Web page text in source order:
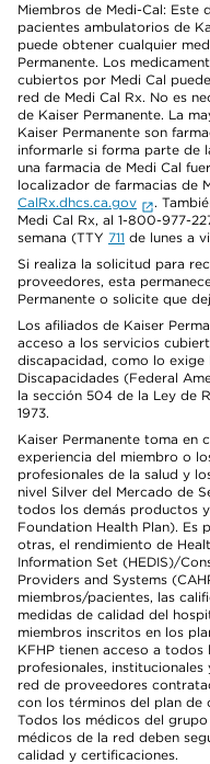
Miembros de Medi-Cal: Este
pacientes ambulatorios de
puede obtener cualquier
Permanente. Los
cubiertos por Medi Cal
red de Medi Cal Rx. No es
de Kaiser Permanente. La
Kaiser Permanente son
informarle si forma parte de
una farmacia de Medi Cal
localizador de farmacias de
CalRx.dhcs.ca.gov
.
Medi Cal Rx, al 1-800-977-
semana (TTY 711 de lunes a
Si realiza la solicitud para
proveedores, esta
Permanente o solicite que
Los afiliados de Kaiser
acceso a los servicios
discapacidad, como lo exige
Discapacidades (Federal
la sección 504 de la Ley de
1973.
Kaiser Permanente toma en
experiencia del miembro o
profesionales de la salud y
nivel Silver del Mercado de
todos los demás productos
Foundation Health Plan). Es
otras, el rendimiento de
Information Set (HEDIS)/
Providers and Systems
miembros/pacientes, las
medidas de calidad del
miembros inscritos en los
KFHP tienen acceso a
profesionales,
red de proveedores
con los términos del plan de
Todos los médicos del
médicos de la red deben
calidad y certificaciones.